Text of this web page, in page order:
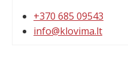
+370 685 09543
info@klovima.lt